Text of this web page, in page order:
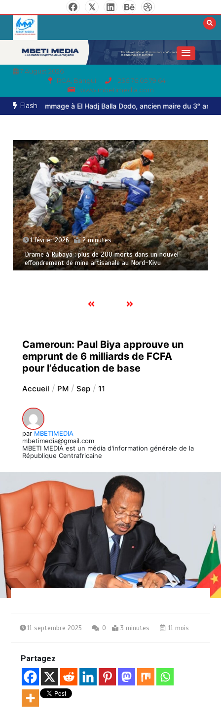
7 August 2026
RCA, Bangui
236 76 05 79 64
www.mbetimedia.com
Flash
hommage à El Hadj Balla Dodo, ancien maire du 3ᵉ arrondissement
1 février 2026 2 minutes
Drame à Rubaya : plus de 200 morts dans un nouvel
effondrement de mine artisanale au Nord-Kivu
Cameroun: Paul Biya approuve un
emprunt de 6 milliards de FCFA
pour l’éducation de base
Accueil PM Sep 11
par MBETIMEDIA
mbetimedia@gmail.com
MBETI MEDIA est un média d'information générale de la
République Centrafricaine
11 septembre 2025 0 3 minutes 11 mois
Partagez